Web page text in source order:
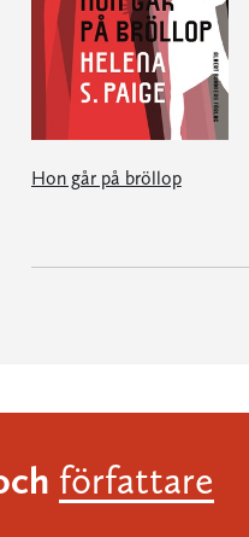
Hon går på bröllop
författare